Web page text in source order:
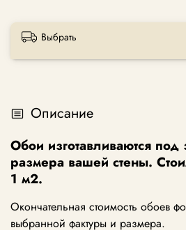
Выбрать
Описание
Обои изготавливаются под
размера вашей стены.
1 м2.
Окончательная стоимость обоев
выбранной фактуры и размера.